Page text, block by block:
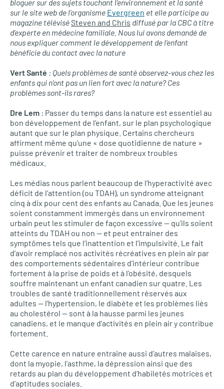
bloguer sur des sujets touchant l’environnement et la santé
sur le site web de l’organisme Evergreen et elle participe au
magazine téléviséSteven and Chris diffusé par la CBC à titre
d’experte en médecine familiale. Nous lui avons demandé de
nous expliquer comment le développement de l’enfant
bénéficie du contact avec la nature
Vert Santé : Quels problèmes de santé observez-vous chez les
enfants qui n’ont pas un lien fort avec la nature? Ces
problèmes sont-ils rares?
Dre Lem : Passer du temps dans la nature est essentiel au
bon développement de l’enfant, sur le plan psychologique
autant que sur le plan physique. Certains chercheurs
affirment même qu’une « dose quotidienne de nature »
puisse prévenir et traiter de nombreux troubles
médicaux.
Les médias nous parlent beaucoup de l’hyperactivité avec
déficit de l’attention (ou TDAH), un syndrome atteignant
cinq à dix pour cent des enfants au Canada. Que les jeunes
soient constamment immergés dans un environnement
urbain peut les stimuler de façon excessive — qu’ils soient
atteints du TDAH ou non — et peut entrainer des
symptômes tels que l’inattention et l’impulsivité. Le fait
d’avoir remplacé nos activités récréatives en plein air par
des comportements sédentaires d’intérieur contribue
fortement à la prise de poids et à l’obésité, desquels
souffre maintenant un enfant canadien sur quatre. Les
troubles de santé traditionnellement réservés aux
adultes — l’hypertension, le diabète et les problèmes liés
au cholestérol — sont à la hausse parmi les jeunes
canadiens, et le manque d’activités en plein air y contribue
fortement.
Cette carence en nature entraine aussi d’autres malaises,
dont la myopie, l’asthme, la dépression ainsi que des
retards au plan du développement d’habiletés motrices et
d’aptitudes sociales.